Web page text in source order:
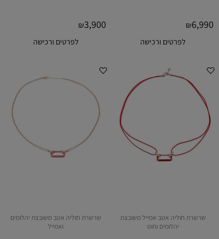
₪6,990
לפרטים ורכישה
₪3,900
לפרטים ורכישה
שרשרת חוליה אטב אמייל משובצת
יהלומים וחוט
שרשרת חוליה אטב משובצת יהלומים
ואמייל